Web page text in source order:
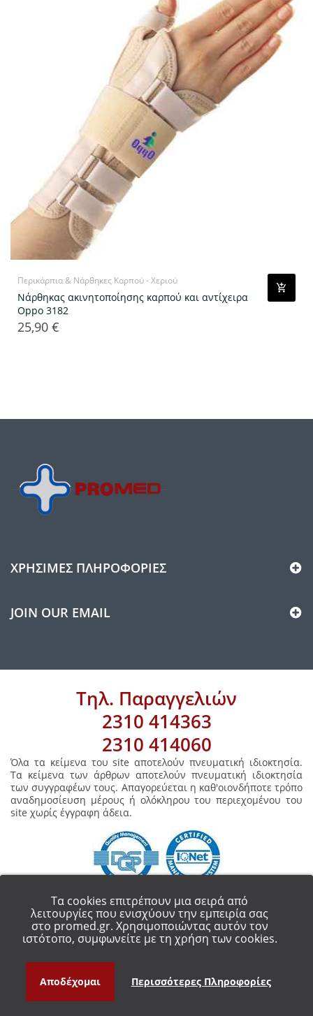
Τα cookies επιτρέπουν μια σειρά από
λειτουργίες που ενισχύουν την εμπειρία σας
στο promed.gr. Χρησιμοποιώντας αυτόν τον
ιστότοπο, συμφωνείτε με τη χρήση των cookies.
Αποδέχομαι Περισσότερες Πληροφορίες
Περικάρπια & Νάρθηκες Καρπού - Χεριού
Νάρθηκας ακινητοποίησης καρπού και αντίχειρα
Oppo 3182
Τιμή
25,90 €
ΧΡΉΣΙΜΕΣ ΠΛΗΡΟΦΟΡΊΕΣ
JOIN OUR EMAIL
Τηλ. Παραγγελιών
2310 414363
2310 414060
Όλα τα κείμενα του site αποτελούν πνευματική ιδιοκτησία.
Τα κείμενα των άρθρων αποτελούν πνευματική ιδιοκτησία
των συγγραφέων τους. Απαγορεύεται η καθ'οιονδήποτε τρόπο
αναδημοσίευση μέρους ή ολόκληρου του περιεχομένου του
site χωρίς έγγραφη άδεια.
COPYRIGHT 2018 - ALL RIGHT RESERVED.PROMED ΟΡΘΟΠΕΔΙΚΑ ΕΙΔΗ
ΘΕΣΣΑΛΟΝΙΚΗ